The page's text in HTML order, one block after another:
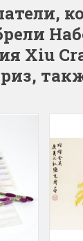
35231
канва,
в
Xiu